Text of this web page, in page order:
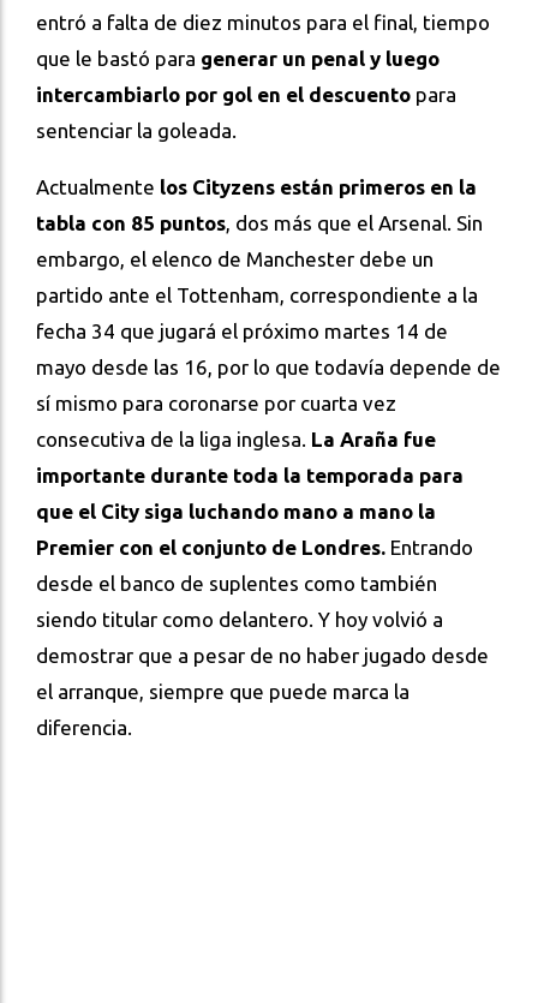
entró a falta de diez minutos para el final, tiempo
que le bastó para generar un penal y luego
intercambiarlo por gol en el descuento para
sentenciar la goleada.
Actualmente los Cityzens están primeros en la
tabla con 85 puntos, dos más que el Arsenal. Sin
embargo, el elenco de Manchester debe un
partido ante el Tottenham, correspondiente a la
fecha 34 que jugará el próximo martes 14 de
mayo desde las 16, por lo que todavía depende de
sí mismo para coronarse por cuarta vez
consecutiva de la liga inglesa. La Araña fue
importante durante toda la temporada para
que el City siga luchando mano a mano la
Premier con el conjunto de Londres. Entrando
desde el banco de suplentes como también
siendo titular como delantero. Y hoy volvió a
demostrar que a pesar de no haber jugado desde
el arranque, siempre que puede marca la
diferencia.